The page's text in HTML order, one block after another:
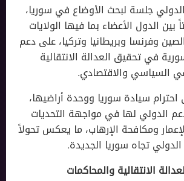
جلسة لبحث الأوضاع في سوريا،
بين الدول الأعضاء بما فيها الولايات
وفرنسا وبريطانيا وتركيا، على دعم
في تحقيق العدالة الانتقالية
السياسي والاقتصادي.
احترام سيادة سوريا ووحدة أراضيها،
الدولي لها في مواجهة التحديات
ومكافحة الإرهاب، ما يعكس تحولاً
تجاه سوريا الجديدة.
الانتقالية والمحاكمات